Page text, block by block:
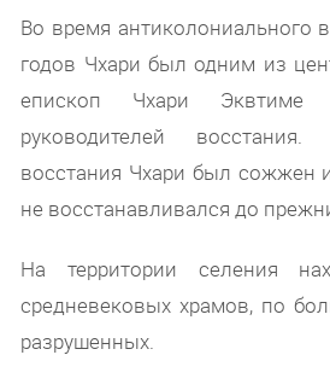
Во время антиколониального
годов Чхари был одним из
епископ Чхари
руководителей
восстания Чхари был сожжен
не восстанавливался до
На территории селения
средневековых храмов, по
разрушенных.